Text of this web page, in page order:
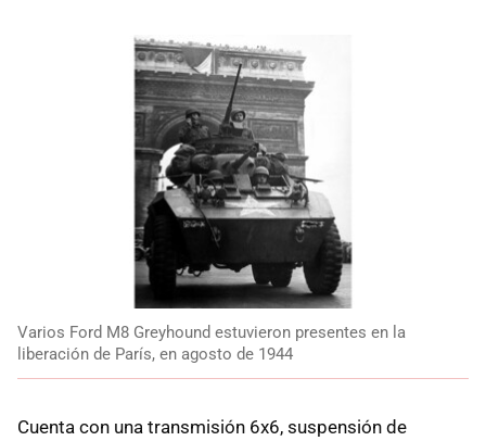
Varios Ford M8 Greyhound estuvieron presentes en la
liberación de París, en agosto de 1944
Cuenta con una transmisión 6x6, suspensión de